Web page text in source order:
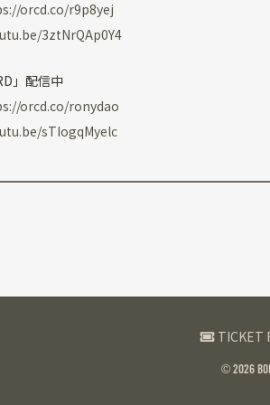
orcd.co/r9p8yej
3ztNrQAp0Y4
」配信中
orcd.co/ronydao
sTIogqMyelc
TICKET
© 2026